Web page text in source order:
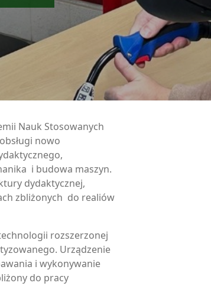
Nauk Stosowanych
nowo
i budowa maszyn.
dydaktycznej,
zbliżonych do realiów
rozszerzonej
Urządzenie
i wykonywanie
do pracy